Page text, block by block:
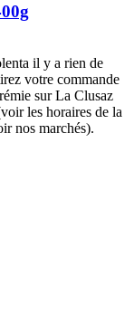
il y a rien de
votre commande
sur La Clusaz
les horaires de la
nos marchés).